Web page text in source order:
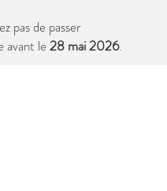
pas de passer
avant le28 mai 2026.